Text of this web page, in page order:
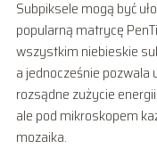
Subpiksele mogą być
popularną matrycę
wszystkim niebieskie
a jednocześnie
rozsądne zużycie
ale pod mikroskopem
mozaika.